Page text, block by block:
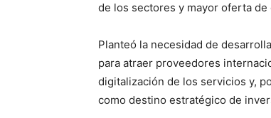
de los sectores y mayor oferta de
Planteó la necesidad de
para atraer proveedores
digitalización de los servicios y,
como destino estratégico de